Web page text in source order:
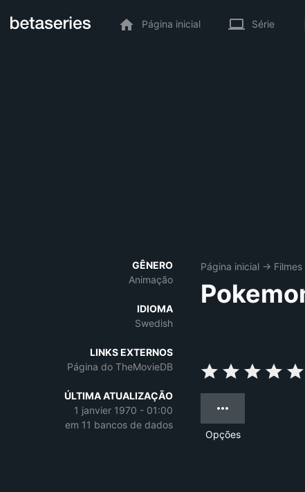
Página inicial Série
GÊNERO
Animação
IDIOMA
Swedish
LINKS EXTERNOS
Página do TheMovieDB
ÚLTIMA ATUALIZAÇÃO
1 janvier 1970 - 01:00
em 11 bancos de dados
Página inicial → Filmes
Opções